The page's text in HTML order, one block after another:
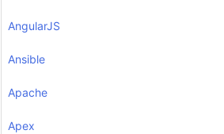
AngularJS
Ansible
Apache
Apex